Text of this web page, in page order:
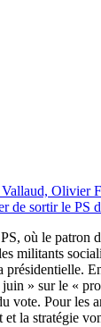
Olivier
de sortir le PS
où le patron
militants
présidentielle.
» sur le «
vote. Pour les
et la stratégie